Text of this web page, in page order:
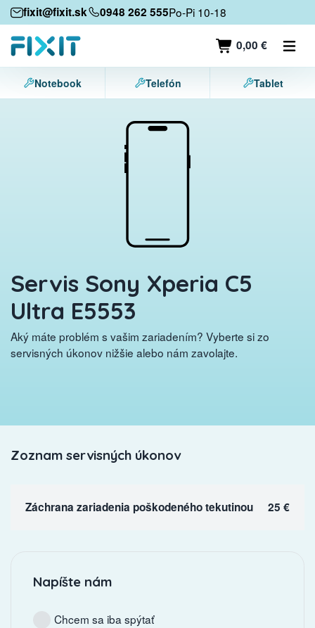
fixit@fixit.sk 0948 262 555Po-Pi 10-18
0,00 €
Mobilné zariadenia
Mobilné telefóny
Tablety
Notebook Telefón Tablet
Servis Sony Xperia C5
Ultra E5553
Aký máte problém s vašim zariadením? Vyberte si zo
servisných úkonov nižšie alebo nám zavolajte.
Zoznam servisných úkonov
Záchrana zariadenia poškodeného tekutinou 25 €
Napíšte nám
Chcem sa iba spýtať